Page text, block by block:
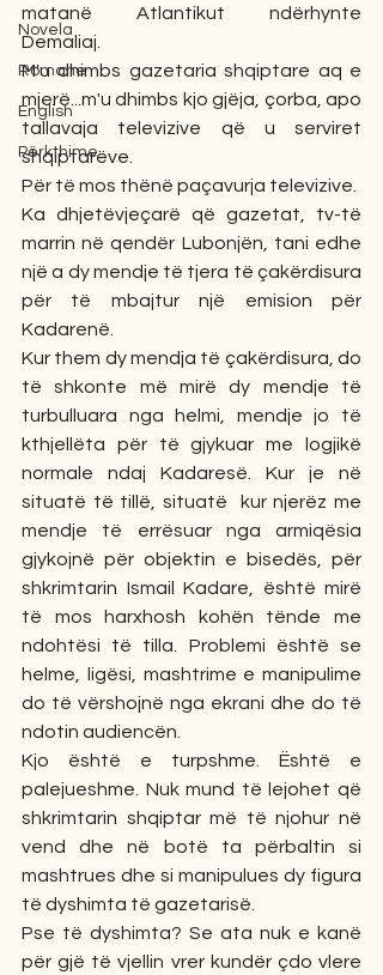
Novela
Romane
English
Përkthime
matanë Atlantikut ndërhynte
Demaliaj.
M'u dhimbs gazetaria shqiptare aq e
mjerë...m'u dhimbs kjo gjëja, çorba, apo
tallavaja televizive që u serviret
shqiptarëve.
Për të mos thënë paçavurja televizive.
Ka dhjetëvjeçarë që gazetat, tv-të
marrin në qendër Lubonjën, tani edhe
një a dy mendje të tjera të çakërdisura
për të mbajtur një emision për
Kadarenë.
Kur them dy mendja të çakërdisura, do
të shkonte më mirë dy mendje të
turbulluara nga helmi, mendje jo të
kthjellëta për të gjykuar me logjikë
normale ndaj Kadaresë. Kur je në
situatë të tillë, situatë  kur njerëz me
mendje të errësuar nga armiqësia
gjykojnë për objektin e bisedës, për
shkrimtarin Ismail Kadare, është mirë
të mos harxhosh kohën tënde me
ndohtësi të tilla. Problemi është se
helme, ligësi, mashtrime e manipulime
do të vërshojnë nga ekrani dhe do të
ndotin audiencën.
Kjo është e turpshme. Është e
palejueshme. Nuk mund të lejohet që
shkrimtarin shqiptar më të njohur në
vend dhe në botë ta përbaltin si
mashtrues dhe si manipulues dy figura
të dyshimta të gazetarisë.
Pse të dyshimta? Se ata nuk e kanë
për gjë të vjellin vrer kundër çdo vlere